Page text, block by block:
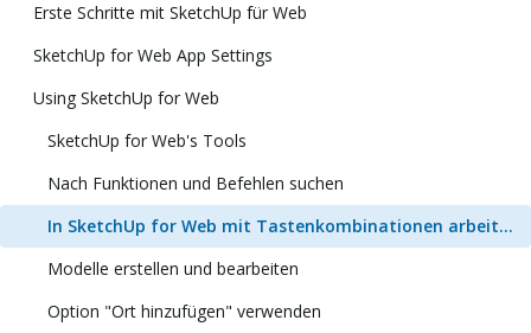
Erste Schritte mit SketchUp für Web
SketchUp for Web App Settings
Using SketchUp for Web
SketchUp for Web's Tools
Nach Funktionen und Befehlen suchen
In SketchUp for Web mit Tastenkombinationen arbeiten
Modelle erstellen und bearbeiten
Option "Ort hinzufügen" verwenden